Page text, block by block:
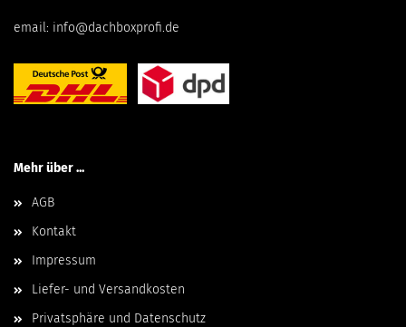
email: info@dachboxprofi.de
Mehr über ...
AGB
Kontakt
Impressum
Liefer- und Versandkosten
Privatsphäre und Datenschutz